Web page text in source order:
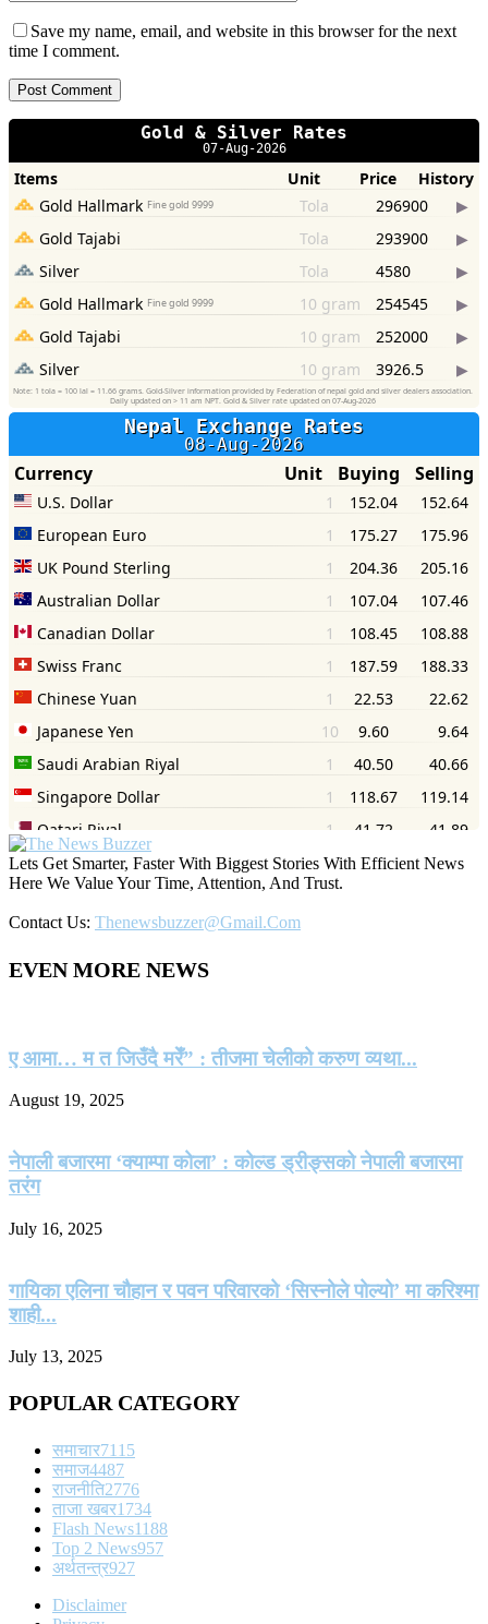
Save my name, email, and website in this browser for the next
time I comment.
Lets Get Smarter, Faster With Biggest Stories With Efficient News
Here We Value Your Time, Attention, And Trust.
Contact Us: Thenewsbuzzer@gmail.com
EVEN MORE NEWS
ए आमा… म त जिउँदै मरेँ” : तीजमा चेलीको करुण व्यथा...
August 19, 2025
नेपाली बजारमा ‘क्याम्पा कोला’ : कोल्ड ड्रीङ्सको नेपाली बजारमा
तरंग
July 16, 2025
गायिका एलिना चौहान र पवन परिवारको ‘सिस्नोले पोल्यो’ मा करिश्मा
शाही...
July 13, 2025
POPULAR CATEGORY
समाचार7115
समाज4487
राजनीति2776
ताजा खबर1734
Flash News1188
Top 2 News957
अर्थतन्त्र927
Disclaimer